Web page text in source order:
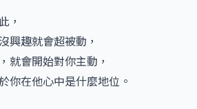
，
興趣就會超被動，
就會開始對你主動，
你在他心中是什麼地位。